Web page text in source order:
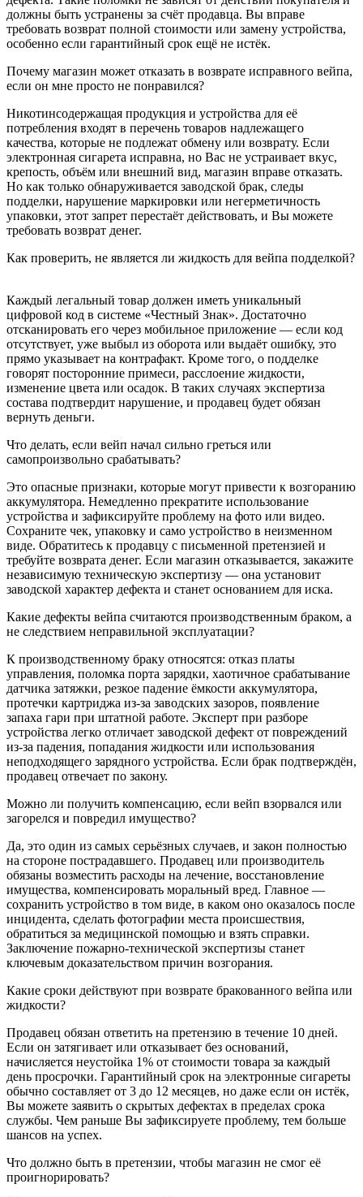
должны быть устранены за счёт продавца. Вы вправе
требовать возврат полной стоимости или замену устройства,
особенно если гарантийный срок ещё не истёк.
Почему магазин может отказать в возврате исправного вейпа,
если он мне просто не понравился?
Никотинсодержащая продукция и устройства для её
потребления входят в перечень товаров надлежащего
качества, которые не подлежат обмену или возврату. Если
электронная сигарета исправна, но Вас не устраивает вкус,
крепость, объём или внешний вид, магазин вправе отказать.
Но как только обнаруживается заводской брак, следы
подделки, нарушение маркировки или негерметичность
упаковки, этот запрет перестаёт действовать, и Вы можете
требовать возврат денег.
Как проверить, не является ли жидкость для вейпа подделкой?
Каждый легальный товар должен иметь уникальный
цифровой код в системе «Честный Знак». Достаточно
отсканировать его через мобильное приложение — если код
отсутствует, уже выбыл из оборота или выдаёт ошибку, это
прямо указывает на контрафакт. Кроме того, о подделке
говорят посторонние примеси, расслоение жидкости,
изменение цвета или осадок. В таких случаях экспертиза
состава подтвердит нарушение, и продавец будет обязан
вернуть деньги.
Что делать, если вейп начал сильно греться или
самопроизвольно срабатывать?
Это опасные признаки, которые могут привести к возгоранию
аккумулятора. Немедленно прекратите использование
устройства и зафиксируйте проблему на фото или видео.
Сохраните чек, упаковку и само устройство в неизменном
виде. Обратитесь к продавцу с письменной претензией и
требуйте возврата денег. Если магазин отказывается, закажите
независимую техническую экспертизу — она установит
заводской характер дефекта и станет основанием для иска.
Какие дефекты вейпа считаются производственным браком, а
не следствием неправильной эксплуатации?
К производственному браку относятся: отказ платы
управления, поломка порта зарядки, хаотичное срабатывание
датчика затяжки, резкое падение ёмкости аккумулятора,
протечки картриджа из-за заводских зазоров, появление
запаха гари при штатной работе. Эксперт при разборе
устройства легко отличает заводской дефект от повреждений
из-за падения, попадания жидкости или использования
неподходящего зарядного устройства. Если брак подтверждён,
продавец отвечает по закону.
Можно ли получить компенсацию, если вейп взорвался или
загорелся и повредил имущество?
Да, это один из самых серьёзных случаев, и закон полностью
на стороне пострадавшего. Продавец или производитель
обязаны возместить расходы на лечение, восстановление
имущества, компенсировать моральный вред. Главное —
сохранить устройство в том виде, в каком оно оказалось после
инцидента, сделать фотографии места происшествия,
обратиться за медицинской помощью и взять справки.
Заключение пожарно-технической экспертизы станет
ключевым доказательством причин возгорания.
Какие сроки действуют при возврате бракованного вейпа или
жидкости?
Продавец обязан ответить на претензию в течение 10 дней.
Если он затягивает или отказывает без оснований,
начисляется неустойка 1% от стоимости товара за каждый
день просрочки. Гарантийный срок на электронные сигареты
обычно составляет от 3 до 12 месяцев, но даже если он истёк,
Вы можете заявить о скрытых дефектах в пределах срока
службы. Чем раньше Вы зафиксируете проблему, тем больше
шансов на успех.
Что должно быть в претензии, чтобы магазин не смог её
проигнорировать?